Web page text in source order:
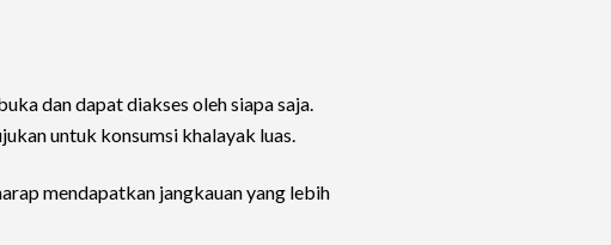
dan dapat diakses oleh siapa saja.
untuk konsumsi khalayak luas.
mendapatkan jangkauan yang lebih